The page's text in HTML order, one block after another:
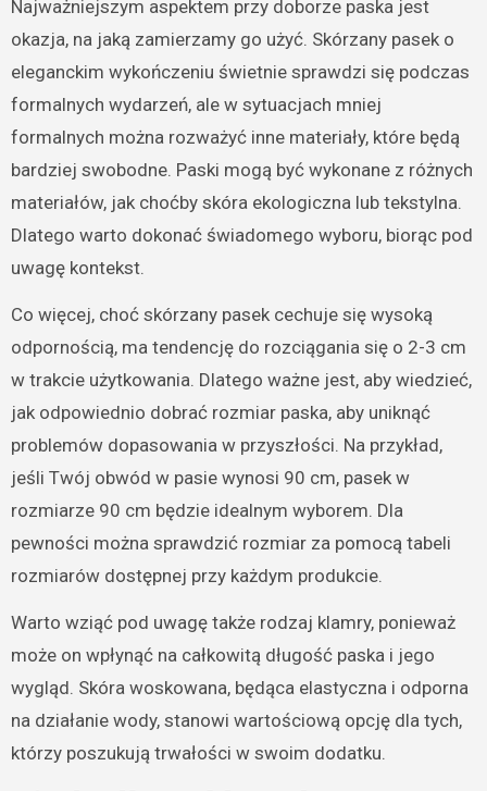
Najważniejszym aspektem przy doborze paska jest
okazja, na jaką zamierzamy go użyć. Skórzany pasek o
eleganckim wykończeniu świetnie sprawdzi się podczas
formalnych wydarzeń, ale w sytuacjach mniej
formalnych można rozważyć inne materiały, które będą
bardziej swobodne. Paski mogą być wykonane z różnych
materiałów, jak choćby skóra ekologiczna lub tekstylna.
Dlatego warto dokonać świadomego wyboru, biorąc pod
uwagę kontekst.
Co więcej, choć skórzany pasek cechuje się wysoką
odpornością, ma tendencję do rozciągania się o 2-3 cm
w trakcie użytkowania. Dlatego ważne jest, aby wiedzieć,
jak odpowiednio dobrać rozmiar paska, aby uniknąć
problemów dopasowania w przyszłości. Na przykład,
jeśli Twój obwód w pasie wynosi 90 cm, pasek w
rozmiarze 90 cm będzie idealnym wyborem. Dla
pewności można sprawdzić rozmiar za pomocą tabeli
rozmiarów dostępnej przy każdym produkcie.
Warto wziąć pod uwagę także rodzaj klamry, ponieważ
może on wpłynąć na całkowitą długość paska i jego
wygląd. Skóra woskowana, będąca elastyczna i odporna
na działanie wody, stanowi wartościową opcję dla tych,
którzy poszukują trwałości w swoim dodatku.